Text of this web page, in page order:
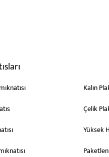
Kalın
Çelik
Yüksek